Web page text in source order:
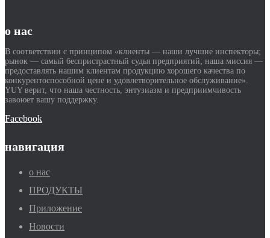
о нас
В соответствии с принципом «клиенты — наши лучшие инспекторы;
рынок — самый беспристрастный судья предприятий; наша миссия —
предоставлять нашим клиентам продукцию хорошего качества по
конкурентоспособной цене и удовлетворительное обслуживание».
YUY верит, что наша честность, энтузиазм и предприимчивость
завоюет вашу поддержку.
Facebook
навигация
о нас
ПРОДУКТЫ
Приложение
Новости